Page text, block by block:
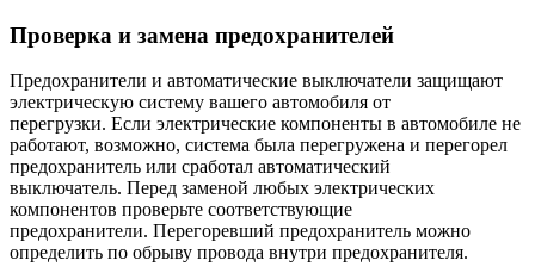
Проверка и замена предохранителей
Предохранители и автоматические выключатели защищают
электрическую систему вашего автомобиля от
перегрузки. Если электрические компоненты в автомобиле не
работают, возможно, система была перегружена и перегорел
предохранитель или сработал автоматический
выключатель. Перед заменой любых электрических
компонентов проверьте соответствующие
предохранители. Перегоревший предохранитель можно
определить по обрыву провода внутри предохранителя.